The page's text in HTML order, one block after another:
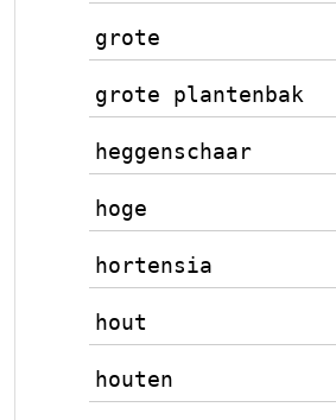
grote
grote plantenbak
heggenschaar
hoge
hortensia
hout
houten